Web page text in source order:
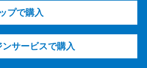
プで購入
サービスで購入